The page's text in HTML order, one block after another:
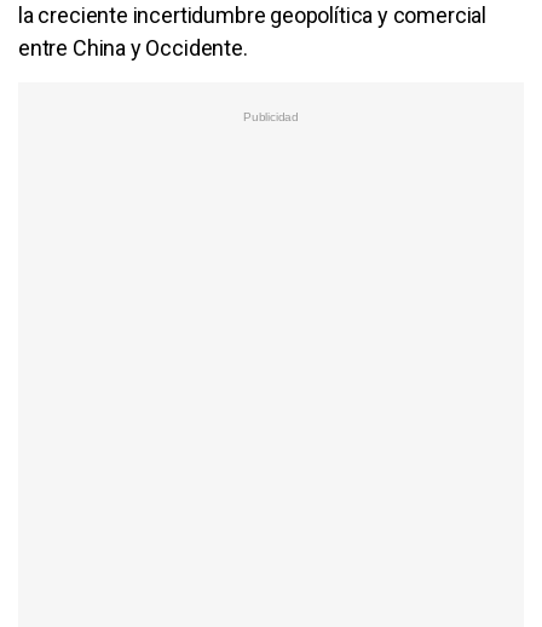
la creciente incertidumbre geopolítica y comercial
entre China y Occidente.